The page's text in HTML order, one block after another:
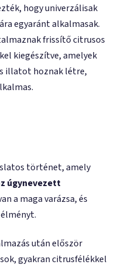
hogy univerzálisak
egyaránt alkalmasak.
frissítő citrusos
kiegészítve, amelyek
illatot hoznak létre,
történet, amely
úgynevezett
a maga varázsa, és
után először
gyakran citrusfélékkel